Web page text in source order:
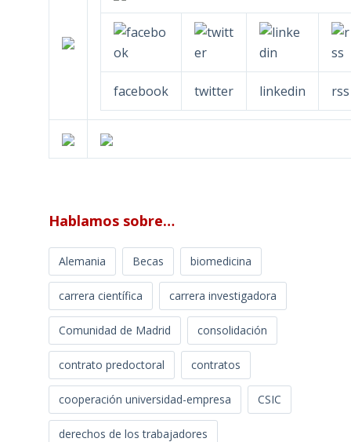
facebook twitter linkedin rss
Hablamos sobre…
Alemania Becas biomedicina
carrera científica carrera investigadora
Comunidad de Madrid consolidación
contrato predoctoral contratos
cooperación universidad-empresa CSIC
derechos de los trabajadores